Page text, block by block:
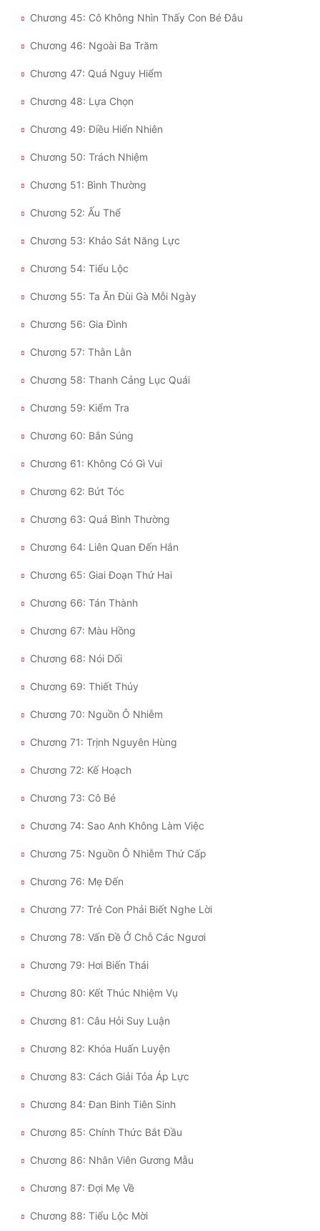
Đông Phương Huyền Huyễn
Đồng Nhân
Cẩu Đạo Trường Sinh
Ngự Thú
Truyện Nam
Truyện Nữ
Vô Địch Lưu
Xây Dựng Thế Lực
Đam Mỹ
Đẹp Hiệp
Chương 45: Cô Không Nhìn Thấy Con Bé Đâu
Chương 46: Ngoài Ba Trăm
Chương 47: Quá Nguy Hiểm
Chương 48: Lựa Chọn
Chương 49: Điều Hiển Nhiên
Chương 50: Trách Nhiệm
Chương 51: Bình Thường
Chương 52: Ấu Thể
Chương 53: Khảo Sát Năng Lực
Chương 54: Tiểu Lộc
Chương 55: Ta Ăn Đùi Gà Mỗi Ngày
Chương 56: Gia Đình
Chương 57: Thằn Lằn
Chương 58: Thanh Cảng Lục Quái
Chương 59: Kiểm Tra
Chương 60: Bắn Súng
Chương 61: Không Có Gì Vui
Chương 62: Bứt Tóc
Chương 63: Quá Bình Thường
Chương 64: Liên Quan Đến Hắn
Chương 65: Giai Đoạn Thứ Hai
Chương 66: Tán Thành
Chương 67: Màu Hồng
Chương 68: Nói Dối
Chương 69: Thiết Thúy
Chương 70: Nguồn Ô Nhiễm
Chương 71: Trịnh Nguyên Hùng
Chương 72: Kế Hoạch
Chương 73: Cô Bé
Chương 74: Sao Anh Không Làm Việc
Chương 75: Nguồn Ô Nhiễm Thứ Cấp
Chương 76: Mẹ Đến
Chương 77: Trẻ Con Phải Biết Nghe Lời
Chương 78: Vấn Đề Ở Chỗ Các Ngươi
Chương 79: Hơi Biến Thái
Chương 80: Kết Thúc Nhiệm Vụ
Chương 81: Câu Hỏi Suy Luận
Chương 82: Khóa Huấn Luyện
Chương 83: Cách Giải Tỏa Áp Lực
Chương 84: Đan Binh Tiên Sinh
Chương 85: Chính Thức Bắt Đầu
Chương 86: Nhân Viên Gương Mẫu
Chương 87: Đợi Mẹ Về
Chương 88: Tiểu Lộc Mời